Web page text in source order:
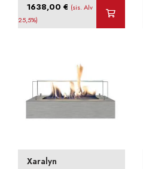
1638,00€ (sis. Alv
25,5%)
Xaralyn